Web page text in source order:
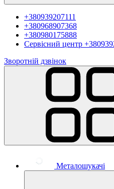
+380939207111
+380968907368
+380980175888
Сервісний центр
Зворотній дзвінок
Металошукачі